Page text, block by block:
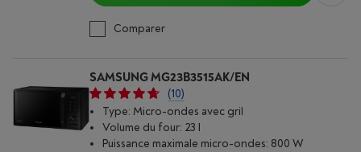
Comparer
SAMSUNG MG23B3515AK/EN
(10)
Type: Micro-ondes avec gril
Volume du four: 23 l
Puissance maximale micro-ondes: 800 W